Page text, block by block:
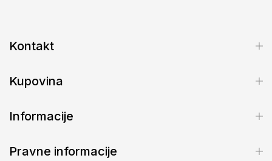
Kontakt
Kupovina
Informacije
Pravne informacije